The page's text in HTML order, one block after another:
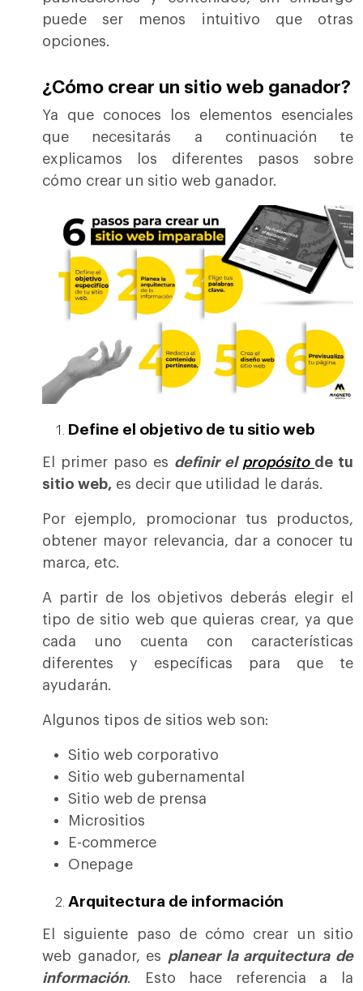
puede ser menos intuitivo que otras
opciones.
¿Cómo crear un sitio web ganador?
Ya que conoces los elementos esenciales
que necesitarás a continuación te
explicamos los diferentes pasos sobre
cómo crear un sitio web ganador.
Define el objetivo de tu sitio web
El primer paso es definir el propósito de tu
sitio web, es decir que utilidad le darás.
Por ejemplo, promocionar tus productos,
obtener mayor relevancia, dar a conocer tu
marca, etc.
A partir de los objetivos deberás elegir el
tipo de sitio web que quieras crear, ya que
cada uno cuenta con características
diferentes y específicas para que te
ayudarán.
Algunos tipos de sitios web son:
Sitio web corporativo
Sitio web gubernamental
Sitio web de prensa
Micrositios
E-commerce
Onepage
Arquitectura de información
El siguiente paso de cómo crear un sitio
web ganador, es planear la arquitectura de
información. Esto hace referencia a la